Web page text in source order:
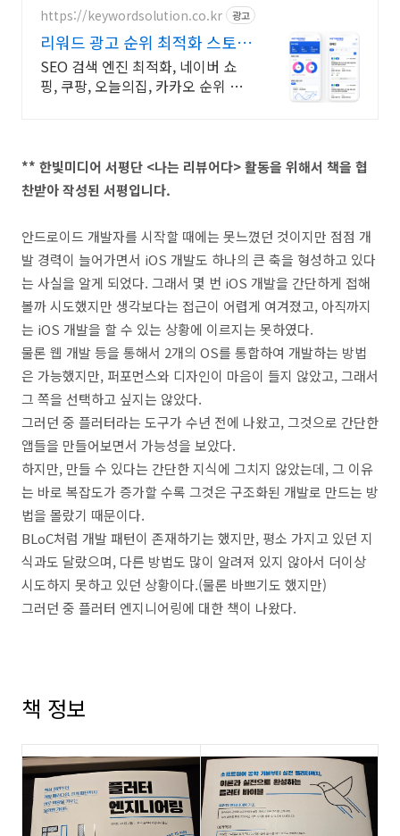
https://keywordsolution.co.kr 광고
리워드 광고 순위 최적화 스토어
순위 광고 전문
SEO 검색 엔진 최적화, 네이버 쇼
핑, 쿠팡, 오늘의집, 카카오 순위 광
** 한빛미디어 서평단 <나는 리뷰어다> 활동을 위해서 책을 협
찬받아 작성된 서평입니다.
안드로이드 개발자를 시작할 때에는 못느꼈던 것이지만 점점 개
발 경력이 늘어가면서 iOS 개발도 하나의 큰 축을 형성하고 있다
는 사실을 알게 되었다. 그래서 몇 번 iOS 개발을 간단하게 접해
볼까 시도했지만 생각보다는 접근이 어렵게 여겨졌고, 아직까지
는 iOS 개발을 할 수 있는 상황에 이르지는 못하였다.
물론 웹 개발 등을 통해서 2개의 OS를 통합하여 개발하는 방법
은 가능했지만, 퍼포먼스와 디자인이 마음이 들지 않았고, 그래서
그 쪽을 선택하고 싶지는 않았다.
그러던 중 플러터라는 도구가 수년 전에 나왔고, 그것으로 간단한
앱들을 만들어보면서 가능성을 보았다.
하지만, 만들 수 있다는 간단한 지식에 그치지 않았는데, 그 이유
는 바로 복잡도가 증가할 수록 그것은 구조화된 개발로 만드는 방
법을 몰랐기 때문이다.
BLoC처럼 개발 패턴이 존재하기는 했지만, 평소 가지고 있던 지
식과도 달랐으며, 다른 방법도 많이 알려져 있지 않아서 더이상
시도하지 못하고 있던 상황이다.(물론 바쁘기도 했지만)
그러던 중 플러터 엔지니어링에 대한 책이 나왔다.
책 정보